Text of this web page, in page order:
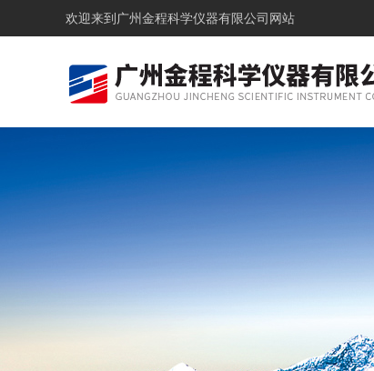
欢迎来到 广州金程科学仪器有限公司网站